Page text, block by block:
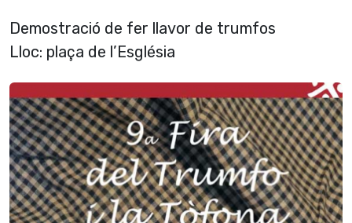
Demostració de fer llavor de trumfos
Lloc: plaça de l’Església